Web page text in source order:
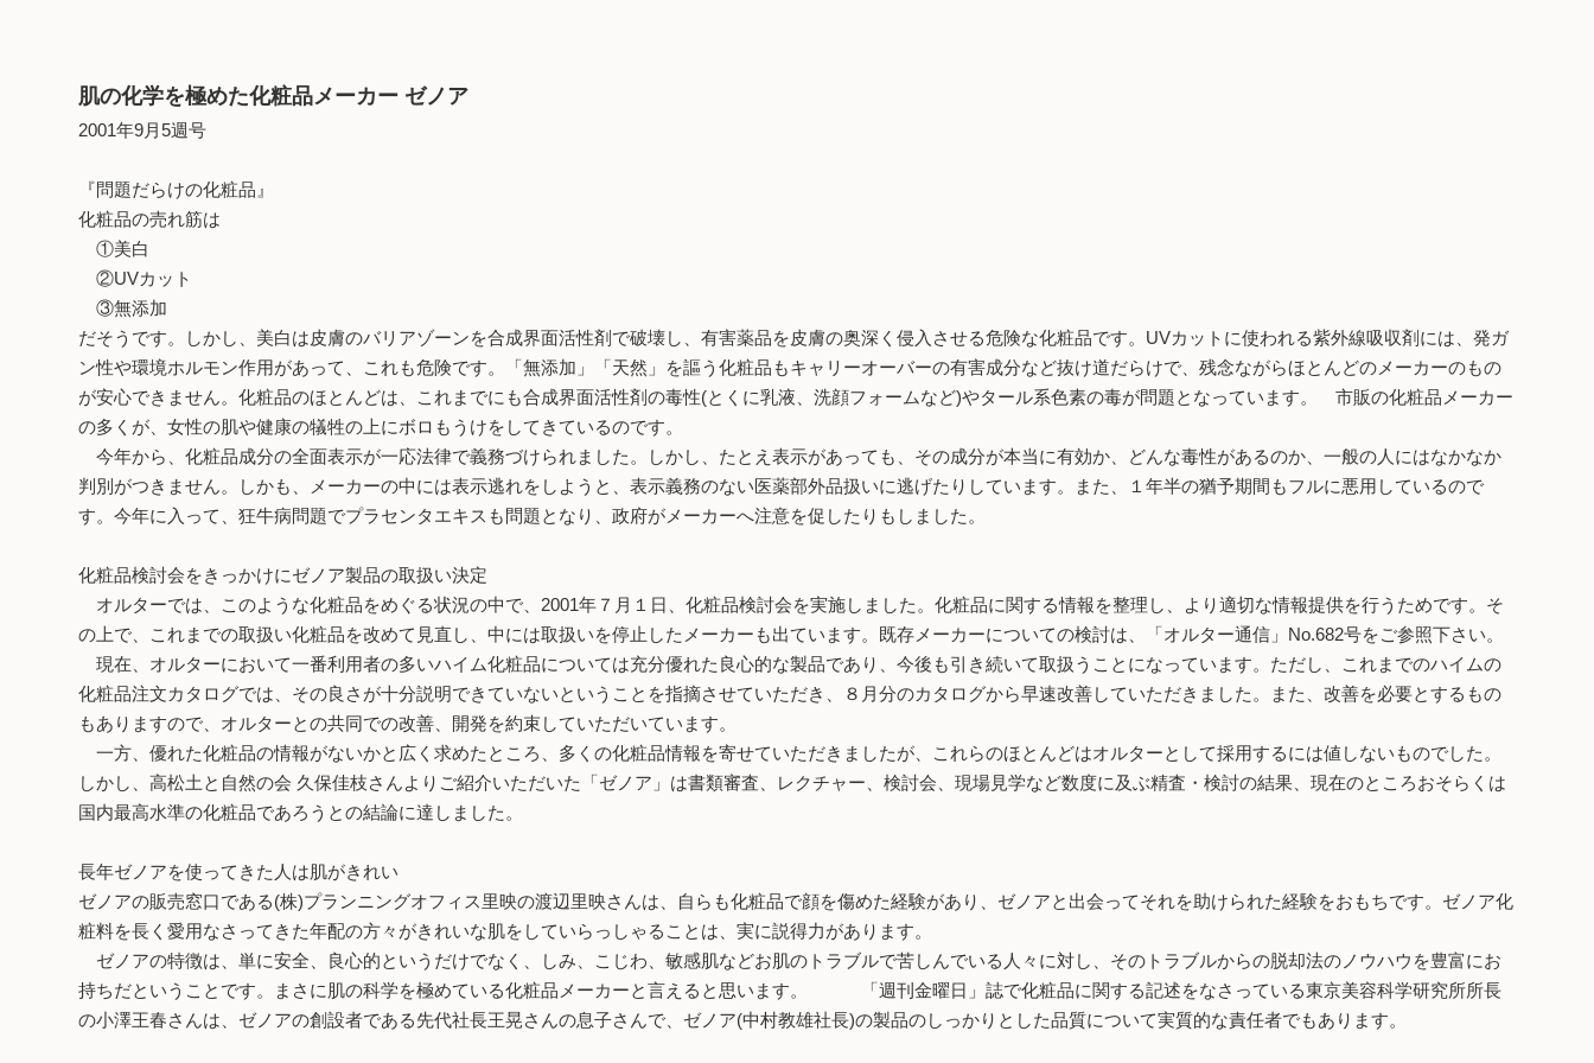
肌の化学を極めた化粧品メーカー ゼノア
2001年9月5週号
『問題だらけの化粧品』
化粧品の売れ筋は
①美白
②UVカット
③無添加
だそうです。しかし、美白は皮膚のバリアゾーンを合成界面活性剤で破壊し、有害薬品を皮膚の奥深く侵入させる危険な化粧品です。UVカットに使われる紫外線吸収剤には、発ガ
ン性や環境ホルモン作用があって、これも危険です。「無添加」「天然」を謳う化粧品もキャリーオーバーの有害成分など抜け道だらけで、残念ながらほとんどのメーカーのもの
が安心できません。化粧品のほとんどは、これまでにも合成界面活性剤の毒性(とくに乳液、洗顔フォームなど)やタール系色素の毒が問題となっています。 市販の化粧品メーカー
の多くが、女性の肌や健康の犠牲の上にボロもうけをしてきているのです。
今年から、化粧品成分の全面表示が一応法律で義務づけられました。しかし、たとえ表示があっても、その成分が本当に有効か、どんな毒性があるのか、一般の人にはなかなか
判別がつきません。しかも、メーカーの中には表示逃れをしようと、表示義務のない医薬部外品扱いに逃げたりしています。また、１年半の猶予期間もフルに悪用しているので
す。今年に入って、狂牛病問題でプラセンタエキスも問題となり、政府がメーカーへ注意を促したりもしました。
化粧品検討会をきっかけにゼノア製品の取扱い決定
オルターでは、このような化粧品をめぐる状況の中で、2001年７月１日、化粧品検討会を実施しました。化粧品に関する情報を整理し、より適切な情報提供を行うためです。そ
の上で、これまでの取扱い化粧品を改めて見直し、中には取扱いを停止したメーカーも出ています。既存メーカーについての検討は、「オルター通信」No.682号をご参照下さい。
現在、オルターにおいて一番利用者の多いハイム化粧品については充分優れた良心的な製品であり、今後も引き続いて取扱うことになっています。ただし、これまでのハイムの
化粧品注文カタログでは、その良さが十分説明できていないということを指摘させていただき、８月分のカタログから早速改善していただきました。また、改善を必要とするもの
もありますので、オルターとの共同での改善、開発を約束していただいています。
一方、優れた化粧品の情報がないかと広く求めたところ、多くの化粧品情報を寄せていただきましたが、これらのほとんどはオルターとして採用するには値しないものでした。
しかし、高松土と自然の会 久保佳枝さんよりご紹介いただいた「ゼノア」は書類審査、レクチャー、検討会、現場見学など数度に及ぶ精査・検討の結果、現在のところおそらくは
国内最高水準の化粧品であろうとの結論に達しました。
長年ゼノアを使ってきた人は肌がきれい
ゼノアの販売窓口である(株)プランニングオフィス里映の渡辺里映さんは、自らも化粧品で顔を傷めた経験があり、ゼノアと出会ってそれを助けられた経験をおもちです。ゼノア化
粧料を長く愛用なさってきた年配の方々がきれいな肌をしていらっしゃることは、実に説得力があります。
ゼノアの特徴は、単に安全、良心的というだけでなく、しみ、こじわ、敏感肌などお肌のトラブルで苦しんでいる人々に対し、そのトラブルからの脱却法のノウハウを豊富にお
持ちだということです。まさに肌の科学を極めている化粧品メーカーと言えると思います。 「週刊金曜日」誌で化粧品に関する記述をなさっている東京美容科学研究所所長
の小澤王春さんは、ゼノアの創設者である先代社長王晃さんの息子さんで、ゼノア(中村教雄社長)の製品のしっかりとした品質について実質的な責任者でもあります。